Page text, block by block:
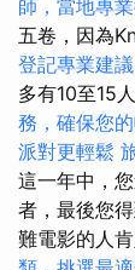
師，當地專
五卷，因為
登記專業建議
多有10至15
務，確保您
派對更輕鬆
這一年中，
者，最後您
難電影的人